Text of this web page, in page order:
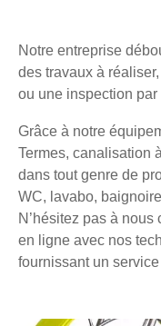
Notre entreprise
des travaux à
ou une inspection
Grâce à notre
Termes, canalisation à
dans tout genre de
WC, lavabo,
N’hésitez pas à
en ligne avec nos
fournissant un